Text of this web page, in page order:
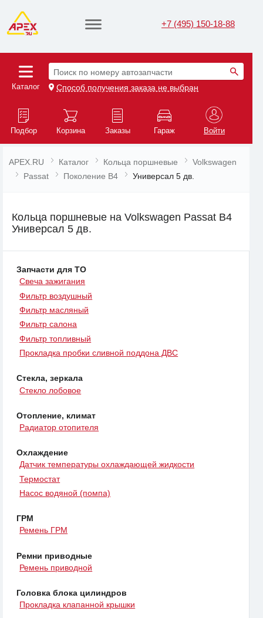
+7 (495) 150-18-88
Каталог
Поиск по номеру автозапчасти
Способ получения заказа не выбран
Подбор Корзина Заказы Гараж Войти
APEX.RU Каталог Кольца поршневые
Volkswagen
Passat
Поколение B4 Универсал 5 дв.
Кольца поршневые на Volkswagen Passat B4
Универсал 5 дв.
Запчасти для ТО
Свеча зажигания
Фильтр воздушный
Фильтр масляный
Фильтр салона
Фильтр топливный
Прокладка пробки сливной поддона ДВС
Стекла, зеркала
Стекло лобовое
Отопление, климат
Радиатор отопителя
Охлаждение
Датчик температуры охлаждающей жидкости
Термостат
Насос водяной (помпа)
ГРМ
Ремень ГРМ
Ремни приводные
Ремень приводной
Головка блока цилиндров
Прокладка клапанной крышки